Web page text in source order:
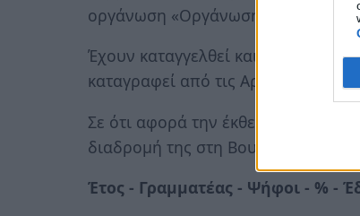
οργάνωση «Οργάνωση Μηδενική
Έχουν καταγγελθεί και δεκάδες
καταγραφεί από τις Αρχές.
Σε ότι αφορά την έκθεση της
διαδρομή της στη Βουλή των
Έτος - Γραμματέας - Ψήφοι - % -